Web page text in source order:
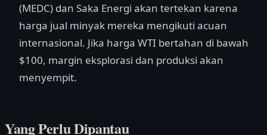
(MEDC) dan Saka Energi akan tertekan karena
harga jual minyak mereka mengikuti acuan
internasional. Jika harga WTI bertahan di bawah
$100, margin eksplorasi dan produksi akan
menyempit.
Yang Perlu Dipantau